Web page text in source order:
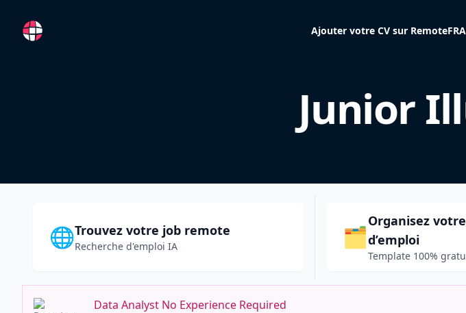
RemoteFR Ajouter votre CV sur RemoteFR
Junior
🌐Trouvez votre job remote
Recherche d'emploi IA 🗂️
Organisez
d’emploi
Template 100%
Data Analyst No Experience Required